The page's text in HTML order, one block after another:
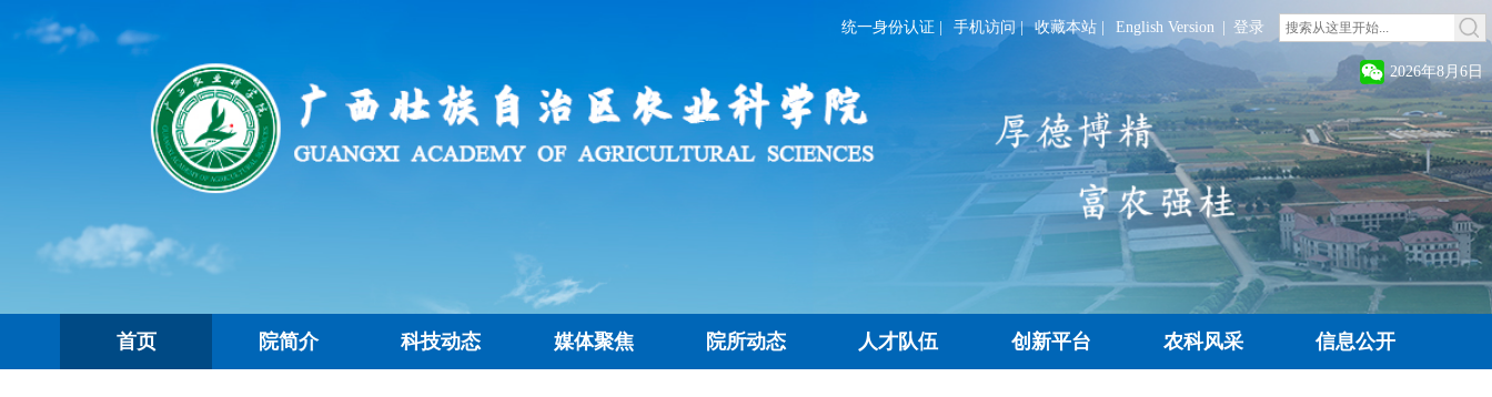
统一身份认证 手机访问| 收藏本站 English Version 登录
2026年8月6日
首页 院简介 科技动态 媒体聚焦 院所动态 人才队伍 创新平台 农科风采 信息公开